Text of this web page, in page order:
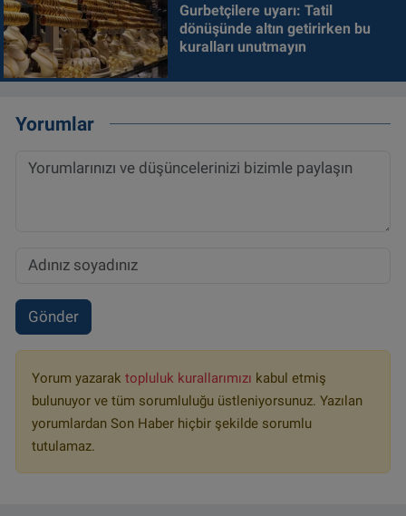
Gurbetçilere uyarı: Tatil
dönüşünde altın getirirken bu
kuralları unutmayın
Yorumlar
Gönder
Yorum yazarak topluluk kurallarımızı kabul etmiş
bulunuyor ve tüm sorumluluğu üstleniyorsunuz. Yazılan
yorumlardan Son Haber hiçbir şekilde sorumlu
tutulamaz.